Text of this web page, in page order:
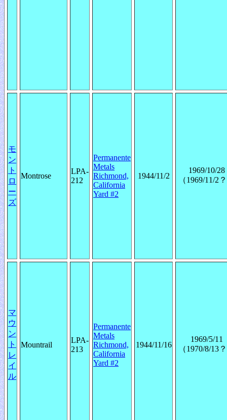
モ
ン
ト
ロ
ー
ズ
Montrose
LPA-
212
Permanente
Metals
Richmond,
California
Yard #2
1944/11/2
1969/10/28
（1969/11/2
マ
ウ
ン
ト
レ
イ
ル
Mountrail
LPA-
213
Permanente
Metals
Richmond,
California
Yard #2
1944/11/16
1969/5/11
（1970/8/13